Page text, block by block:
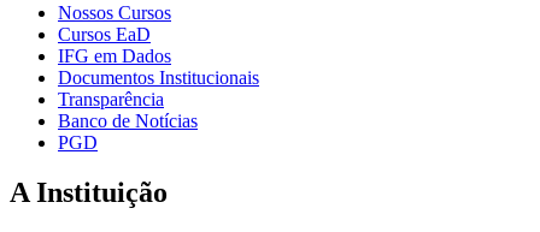
Nossos Cursos
Cursos EaD
IFG em Dados
Documentos Institucionais
Transparência
Banco de Notícias
PGD
A Instituição